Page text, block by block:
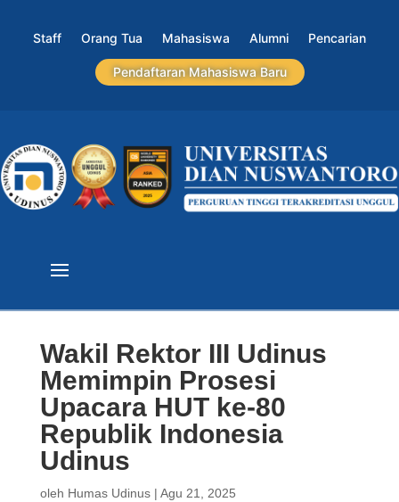
Staff Orang Tua Mahasiswa Alumni Pencarian
Pendaftaran Mahasiswa Baru
Wakil Rektor III Udinus
Memimpin Prosesi
Upacara HUT ke-80
Republik Indonesia
Udinus
oleh Humas Udinus| Agu 21, 2025